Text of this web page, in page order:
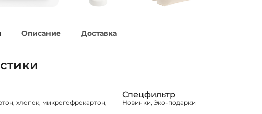
Описание Доставка
хлопок, микрогофрокартон,
Спецфильтр
Новинки, Эко-подарки